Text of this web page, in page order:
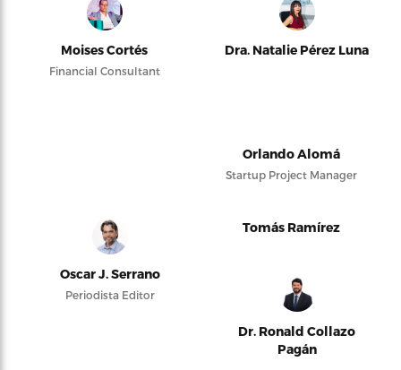
Moises Cortés
Financial Consultant
Dra. Natalie Pérez Luna
Orlando Alomá
Startup Project Manager
Oscar J. Serrano
Periodista Editor
Tomás Ramírez
Dr. Ronald Collazo
Pagán